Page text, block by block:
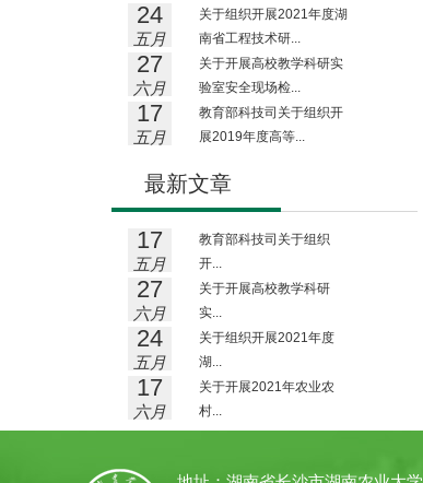
24
五月
关于组织开展2021年度湖
南省工程技术研...
27
六月
关于开展高校教学科研实
验室安全现场检...
17
五月
教育部科技司关于组织开
展2019年度高等...
最新文章
17
五月
教育部科技司关于组织
开...
27
六月
关于开展高校教学科研
实...
24
五月
关于组织开展2021年度
湖...
17
六月
关于开展2021年农业农
村...